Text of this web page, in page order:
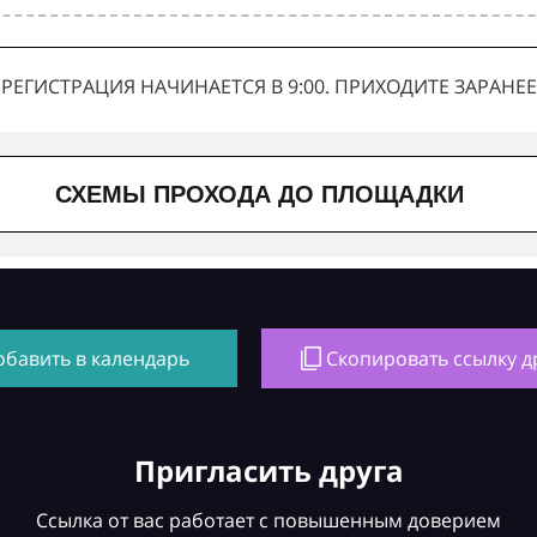
РЕГИСТРАЦИЯ НАЧИНАЕТСЯ В 9:00. ПРИХОДИТЕ ЗАРАНЕЕ
СХЕМЫ ПРОХОДА ДО ПЛОЩАДКИ
в календарь Скопировать ссылку
Пригласить друга
Ссылка от вас работает с повышенным доверием